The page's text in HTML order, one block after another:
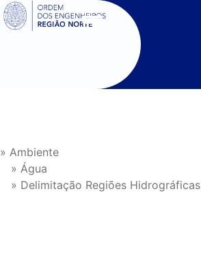
SIGOE
» Ambiente
» Água
» Delimitação Regiões Hidrográficas